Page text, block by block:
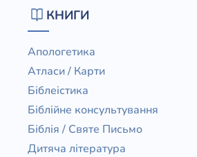
КНИГИ
Апологетика
Атласи / Карти
Біблеістика
Біблійне консультування
Біблія / Святе Письмо
Дитяча література